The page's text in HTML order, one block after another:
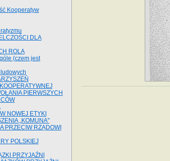
Kooperatyw
DLA
ROLA
(czem jest
ludowych
PIERWSZYCH
NOWEJ ETYKI
„KOMUNA"
PRZECIW RZĄDOWI
POLSKIEJ
PRZYJAŹNI